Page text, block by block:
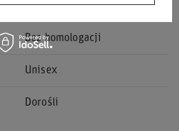
Alcantara
Bez homologacji
Unisex
Dorośli